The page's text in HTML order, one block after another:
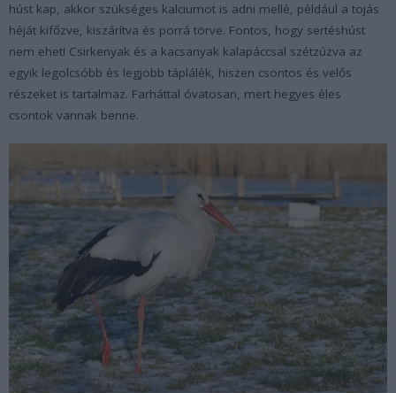
húst kap, akkor szükséges kalciumot is adni mellé, például a tojás
héját kifőzve, kiszárítva és porrá törve. Fontos, hogy sertéshúst
nem ehet! Csirkenyak és a kacsanyak kalapáccsal szétzúzva az
egyik legolcsóbb és legjobb táplálék, hiszen csontos és velős
részeket is tartalmaz. Farháttal óvatosan, mert hegyes éles
csontok vannak benne.